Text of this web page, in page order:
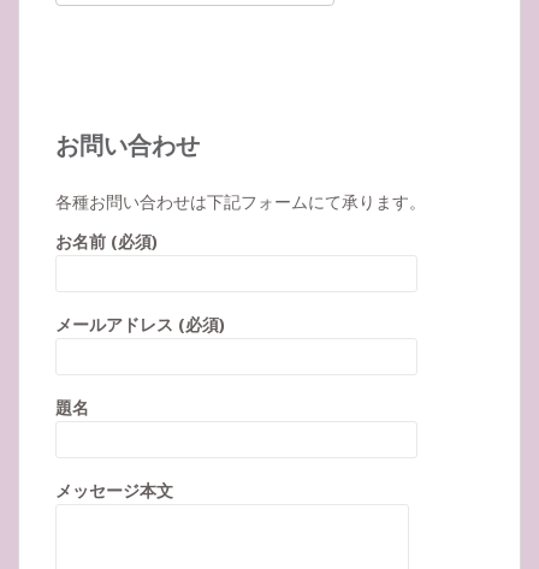
お問い合わせ
各種お問い合わせは下記フォームにて承ります。
お名前 (必須)
メールアドレス (必須)
題名
メッセージ本文